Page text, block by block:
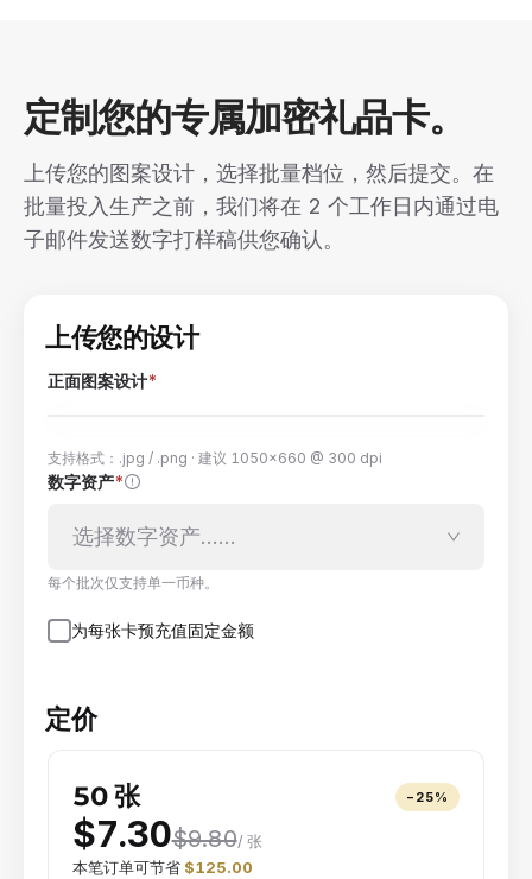
定制您的专属加密礼品卡。
上传您的图案设计，选择批量档位，然后提交。在
批量投入生产之前，我们将在 2 个工作日内通过电
子邮件发送数字打样稿供您确认。
上传您的设计
正面图案设计*
支持格式：.jpg / .png · 建议 1050×660 @ 300 dpi
数字资产*
选择数字资产……
每个批次仅支持单一币种。
为每张卡预充值固定金额
定价
50 张 − 25%
$7.30$9.80/ 张
本笔订单可节省 $125.00